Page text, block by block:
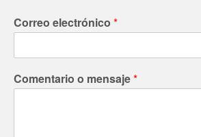
Correo electrónico *
Comentario o mensaje*